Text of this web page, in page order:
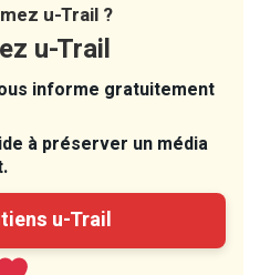
u-Trail ?
u-Trail
informe gratuitement
à préserver un média
u-Trail